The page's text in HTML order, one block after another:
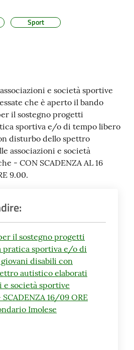
Sport
e società sportive
che è aperto il bando
il sostegno progetti
sportiva e/o di tempo libero
disturbo dello spettro
associazioni e società
- CON SCADENZA AL 16
9.00.
il sostegno progetti
pratica sportiva e/o di
disabili con
autistico elaborati
e società sportive
16/09 ORE
Imolese